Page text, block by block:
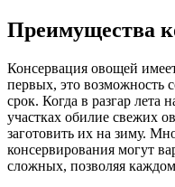
Преимущества
Консервация овощей
первых, это возможность
срок. Когда в разгар лета
участках обилие свежих
заготовить их на зиму.
консервирования могут
сложных, позволяя